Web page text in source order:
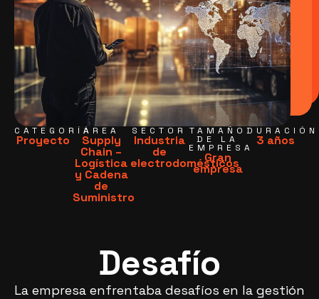
CATEGORÍA
Proyecto
ÁREA
Supply
Chain –
Logística
y Cadena
de
Suministro
SECTOR
Industria
de
electrodomésticos
TAMAÑO
DE LA
EMPRESA
Gran
empresa
DURACIÓN
3 años
Desafío
La empresa enfrentaba desafíos en la gestión